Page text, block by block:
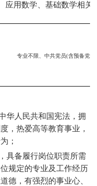
应用数学、基础数学相关
专业不限、中共党员(含预备党员)
华人民共和国宪法，拥
，热爱高等教育事业，
；
具备履行岗位职责所需
规定的专业及工作经历
德，有强烈的事业心、